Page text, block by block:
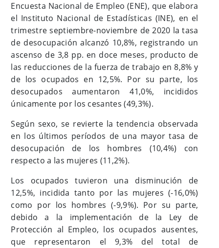
Encuesta Nacional de Empleo (ENE), que elabora
el Instituto Nacional de Estadísticas (INE), en el
trimestre septiembre-noviembre de 2020 la tasa
de desocupación alcanzó 10,8%, registrando un
ascenso de 3,8 pp. en doce meses, producto de
las reducciones de la fuerza de trabajo en 8,8% y
de los ocupados en 12,5%. Por su parte, los
desocupados aumentaron 41,0%, incididos
únicamente por los cesantes (49,3%).
Según sexo, se revierte la tendencia observada
en los últimos períodos de una mayor tasa de
desocupación de los hombres (10,4%) con
respecto a las mujeres (11,2%).
Los ocupados tuvieron una disminución de
12,5%, incidida tanto por las mujeres (-16,0%)
como por los hombres (-9,9%). Por su parte,
debido a la implementación de la Ley de
Protección al Empleo, los ocupados ausentes,
que representaron el 9,3% del total de